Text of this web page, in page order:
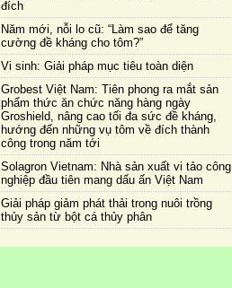
đích
Năm mới, nỗi lo cũ: “Làm sao để tăng
cường đề kháng cho tôm?”
Vi sinh: Giải pháp mục tiêu toàn diện
Grobest Việt Nam: Tiên phong ra mắt sản
phẩm thức ăn chức năng hàng ngày
Groshield, nâng cao tối đa sức đề kháng,
hướng đến những vụ tôm về đích thành
công trong năm tới
Solagron Vietnam: Nhà sản xuất vi tảo công
nghiệp đầu tiên mang dấu ấn Việt Nam
Giải pháp giảm phát thải trong nuôi trồng
thủy sản từ bột cá thủy phân